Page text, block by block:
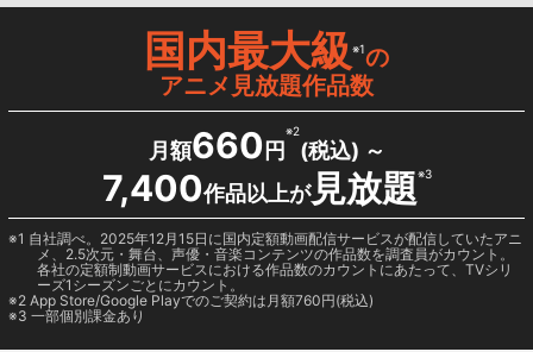
国内最大級※1の
アニメ見放題作品数
月額660 円
※2
(税込) ～
7,400作品以上が見放題※3
1 自社調べ。2025年12月15日に国内定額動画配信サービスが配信していたアニ
メ、2.5次元・舞台、声優・音楽コンテンツの作品数を調査員がカウント。
各社の定額制動画サービスにおける作品数のカウントにあたって、TVシリ
ーズ1シーズンごとにカウント。
2 App Store/Google Playでのご契約は月額760円(税込)
3 一部個別課金あり